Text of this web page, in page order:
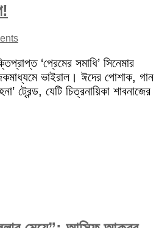
‘প্রেমের সমাধি’ সিনেমার
ভাইরাল। ঈদের পোশাক, গান
ট্রেন্ড, যেটি চিত্রনায়িকা শাবনাজের